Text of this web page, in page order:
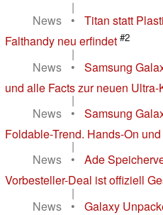
|
News
•
Titan statt
Falthandy neu erfindet #2
|
News
•
Samsung
und alle Facts zur neuen
|
News
•
Samsung
Foldable-Trend. Hands-On
|
News
•
Ade
Vorbesteller-Deal ist offiziell
|
News
•
Galaxy